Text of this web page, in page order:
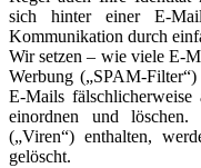
sich hinter einer E-
Kommunikation durch
Wir setzen – wie viele E-
Werbung („SPAM-
E-Mails fälschlicherweise
einordnen und löschen.
(„Viren“) enthalten,
gelöscht.